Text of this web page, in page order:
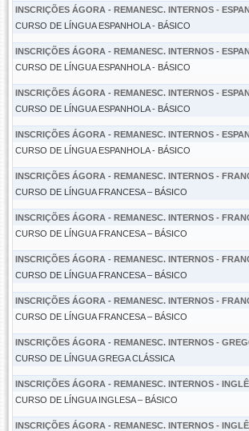
INSCRIÇÕES ÁGORA - REMANESC. INTERNOS -
CURSO DE LÍNGUA ESPANHOLA - BÁSICO
INSCRIÇÕES ÁGORA - REMANESC. INTERNOS -
CURSO DE LÍNGUA ESPANHOLA - BÁSICO
INSCRIÇÕES ÁGORA - REMANESC. INTERNOS -
CURSO DE LÍNGUA ESPANHOLA - BÁSICO
INSCRIÇÕES ÁGORA - REMANESC. INTERNOS -
CURSO DE LÍNGUA ESPANHOLA - BÁSICO
INSCRIÇÕES ÁGORA - REMANESC. INTERNOS -
CURSO DE LÍNGUA FRANCESA – BÁSICO
INSCRIÇÕES ÁGORA - REMANESC. INTERNOS -
CURSO DE LÍNGUA FRANCESA – BÁSICO
INSCRIÇÕES ÁGORA - REMANESC. INTERNOS -
CURSO DE LÍNGUA FRANCESA – BÁSICO
INSCRIÇÕES ÁGORA - REMANESC. INTERNOS -
CURSO DE LÍNGUA FRANCESA – BÁSICO
INSCRIÇÕES ÁGORA - REMANESC. INTERNOS -
CURSO DE LÍNGUA GREGA CLÁSSICA
INSCRIÇÕES ÁGORA - REMANESC. INTERNOS -
CURSO DE LÍNGUA INGLESA – BÁSICO
INSCRIÇÕES ÁGORA - REMANESC. INTERNOS -